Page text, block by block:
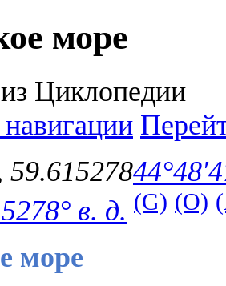
море
Циклопедии
59.615278
в. д. (G) (O)
море